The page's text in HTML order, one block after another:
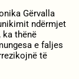
Gërvalla
ndërmjet
ka thënë
e faljes
të